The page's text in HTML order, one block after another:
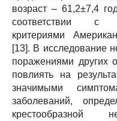
возраст – 61,2±7,4
соответствии с
критериями
[13]. В исследование
поражениями других
повлиять на
значимыми
заболеваний,
крестообразной